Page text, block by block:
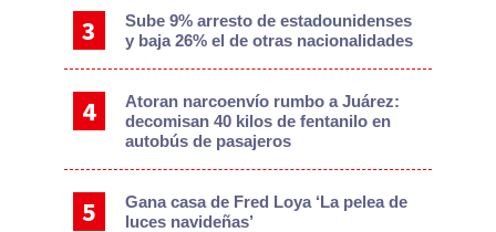
Sube 9% arresto de estadounidenses
y baja 26% el de otras nacionalidades
Atoran narcoenvío rumbo a Juárez:
decomisan 40 kilos de fentanilo en
autobús de pasajeros
Gana casa de Fred Loya ‘La pelea de
luces navideñas’